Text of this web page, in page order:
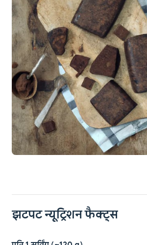
झटपट न्यूट्रिशन फैक्ट्स